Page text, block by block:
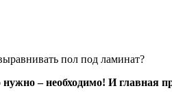
пол под ламинат?
– необходимо! И главная